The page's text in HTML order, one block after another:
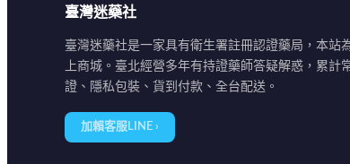
臺灣迷藥社
臺灣迷藥社是一家具有衛生署註冊認證藥局，本站
上商城。臺北經營多年有持證藥師答疑解惑，累計
證、隱私包裝、貨到付款、全台配送。
加賴客服LINE ›